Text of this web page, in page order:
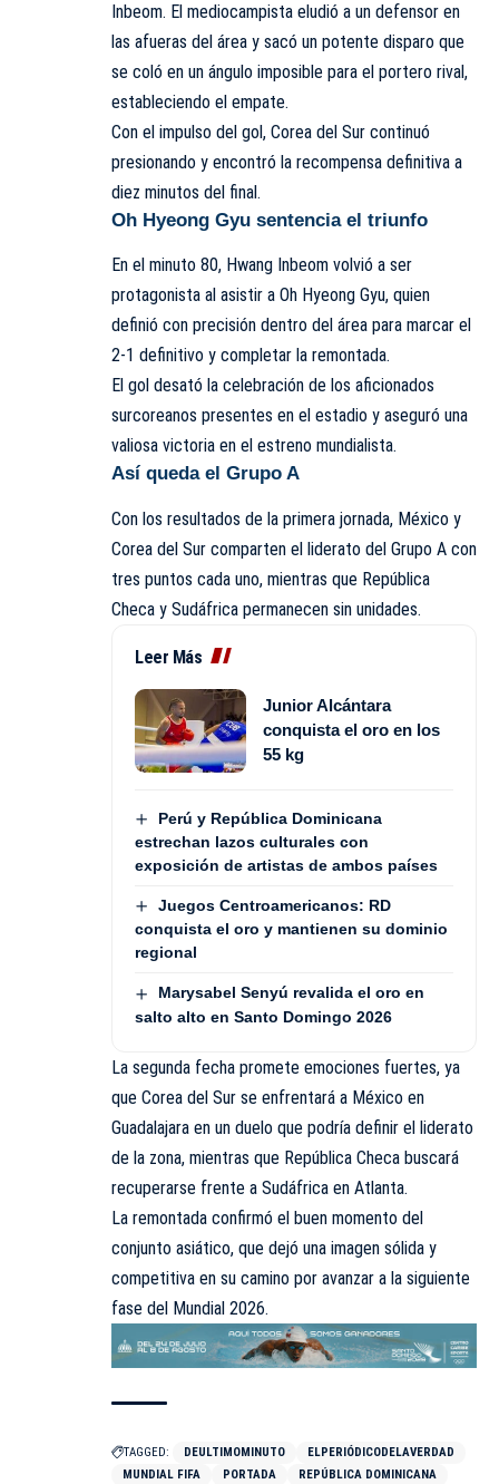
Inbeom. El mediocampista eludió a un defensor en
las afueras del área y sacó un potente disparo que
se coló en un ángulo imposible para el portero rival,
estableciendo el empate.
Con el impulso del gol, Corea del Sur continuó
presionando y encontró la recompensa definitiva a
diez minutos del final.
Oh Hyeong Gyu sentencia el triunfo
En el minuto 80, Hwang Inbeom volvió a ser
protagonista al asistir a Oh Hyeong Gyu, quien
definió con precisión dentro del área para marcar el
2-1 definitivo y completar la remontada.
El gol desató la celebración de los aficionados
surcoreanos presentes en el estadio y aseguró una
valiosa victoria en el estreno mundialista.
Así queda el Grupo A
Con los resultados de la primera jornada, México y
Corea del Sur comparten el liderato del Grupo A con
tres puntos cada uno, mientras que República
Checa y Sudáfrica permanecen sin unidades.
Leer Más
Junior Alcántara
conquista el oro en los
55 kg
Perú y República Dominicana
estrechan lazos culturales con
exposición de artistas de ambos países
Juegos Centroamericanos: RD
conquista el oro y mantienen su dominio
regional
Marysabel Senyú revalida el oro en
salto alto en Santo Domingo 2026
La segunda fecha promete emociones fuertes, ya
que Corea del Sur se enfrentará a México en
Guadalajara en un duelo que podría definir el liderato
de la zona, mientras que República Checa buscará
recuperarse frente a Sudáfrica en Atlanta.
La remontada confirmó el buen momento del
conjunto asiático, que dejó una imagen sólida y
competitiva en su camino por avanzar a la siguiente
fase del Mundial 2026.
TAGGED: DEULTIMOMINUTO
ELPERIÓDICODELAVERDAD
MUNDIAL FIFA
PORTADA REPÚBLICA DOMINICANA